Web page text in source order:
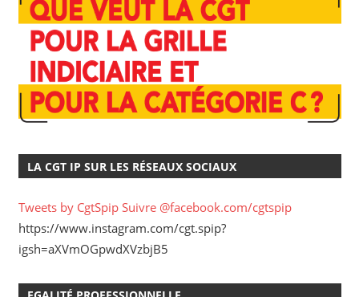
LA CGT IP SUR LES RÉSEAUX SOCIAUX
Tweets by CgtSpip Suivre @facebook.com/cgtspip
https://www.instagram.com/cgt.spip?
igsh=aXVmOGpwdXVzbjB5